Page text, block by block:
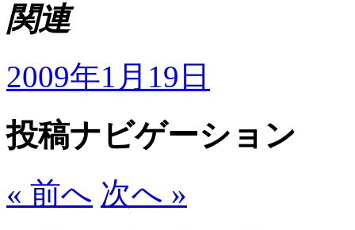
関連
2009年1月19日
投稿ナビゲーション
« 前へ 次へ »